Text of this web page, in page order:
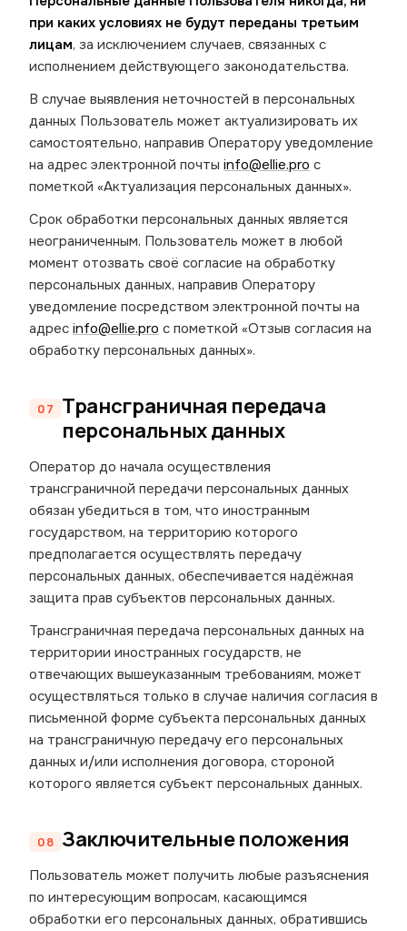
при каких условиях не будут переданы третьим
лицам, за исключением случаев, связанных с
исполнением действующего законодательства.
В случае выявления неточностей в персональных
данных Пользователь может актуализировать их
самостоятельно, направив Оператору уведомление
на адрес электронной почты info@ellie.pro с
пометкой «Актуализация персональных данных».
Срок обработки персональных данных является
неограниченным. Пользователь может в любой
момент отозвать своё согласие на обработку
персональных данных, направив Оператору
уведомление посредством электронной почты на
адрес info@ellie.pro с пометкой «Отзыв согласия на
обработку персональных данных».
Трансграничная передача
персональных данных
Оператор до начала осуществления
трансграничной передачи персональных данных
обязан убедиться в том, что иностранным
государством, на территорию которого
предполагается осуществлять передачу
персональных данных, обеспечивается надёжная
защита прав субъектов персональных данных.
Трансграничная передача персональных данных на
территории иностранных государств, не
отвечающих вышеуказанным требованиям, может
осуществляться только в случае наличия согласия в
письменной форме субъекта персональных данных
на трансграничную передачу его персональных
данных и/или исполнения договора, стороной
которого является субъект персональных данных.
Заключительные положения
Пользователь может получить любые разъяснения
по интересующим вопросам, касающимся
обработки его персональных данных, обратившись